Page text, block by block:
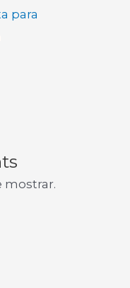
para
mostrar.